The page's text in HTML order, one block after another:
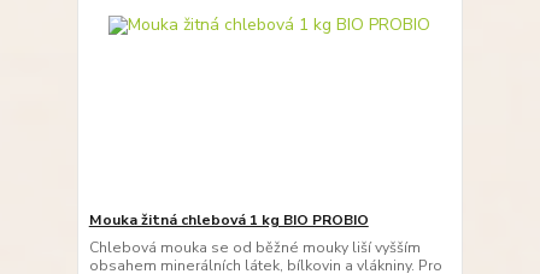
Mouka žitná chlebová 1 kg BIO PROBIO
Chlebová mouka se od běžné mouky liší vyšším
obsahem minerálních látek, bílkovin a vlákniny. Pro